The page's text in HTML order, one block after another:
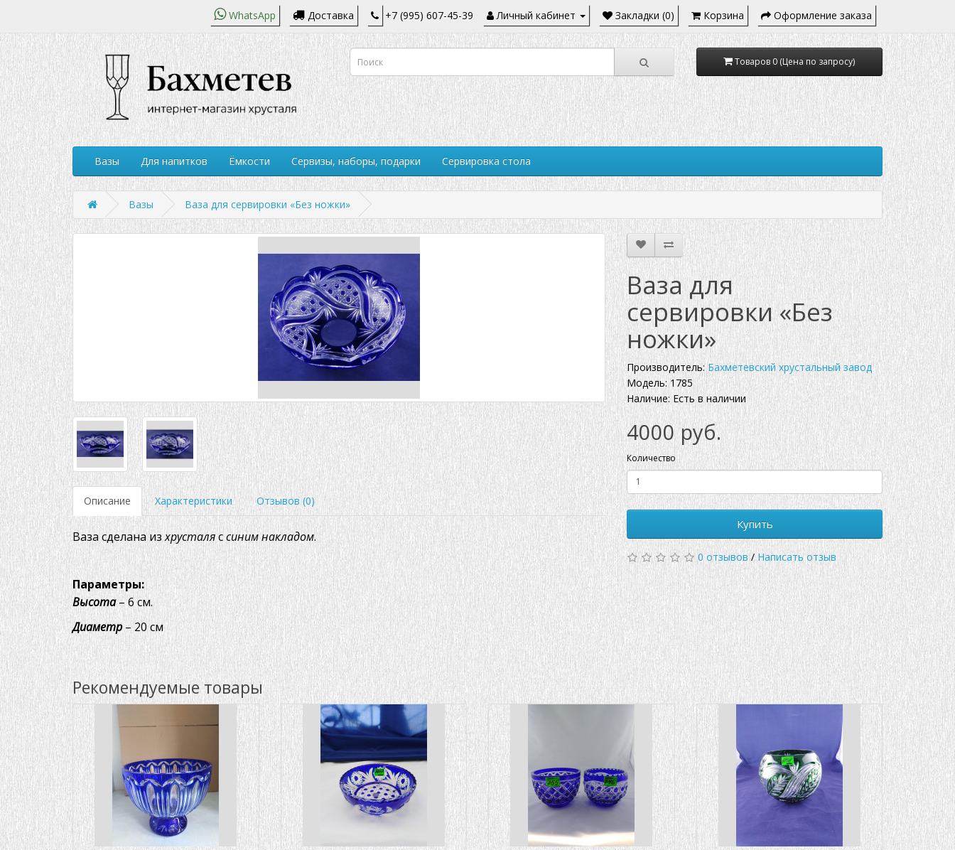
WhatsApp Доставка +7 (995) 607-45-39 Личный кабинет Закладки (0) Корзина Оформление заказа
Товаров 0 (Цена по запросу)
Вазы Для напитков Ёмкости Сервизы, наборы, подарки Сервировка стола
Вазы Ваза для сервировки «Без ножки»
Описание Характеристики Отзывов (0)
Ваза сделана изхрусталяссинимнакладом.
Параметры:
Высота – 6 см.
Диаметр– 20 см
Ваза для
сервировки «Без
ножки»
Производитель:Бахметевский хрустальный завод
Модель: 1785
Наличие: Есть в наличии
4000 руб.
Количество
Купить
0 отзывов/Написать отзыв
Рекомендуемые товары